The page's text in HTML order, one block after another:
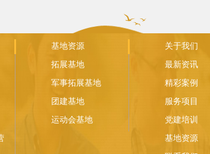
基地资源
拓展基地
军事拓展基地
团建基地
运动会基地
关于我们
最新资讯
精彩案例
服务项目
党建培训
基地资源